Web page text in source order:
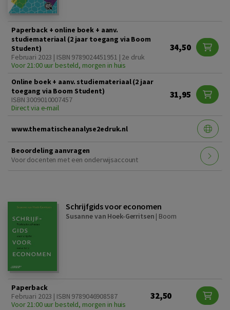
Paperback + online boek + aanv.
studiemateriaal (2 jaar toegang via Boom
Student)
Februari 2023 | ISBN 9789024451951 | 2e druk
Voor 21:00 uur besteld, morgen in huis
34,50
Online boek + aanv. studiemateriaal (2 jaar
toegang via Boom Student)
ISBN 3009010007457
Direct via e-mail
31,95
www.thematischeanalyse2edruk.nl
Beoordeling aanvragen
Voor docenten met een onderwijsaccount
Schrijfgids voor economen
Susanne van Hoek-Gerritsen | Boom
Paperback
Februari 2023 | ISBN 9789046908587
Voor 21:00 uur besteld, morgen in huis
32,50